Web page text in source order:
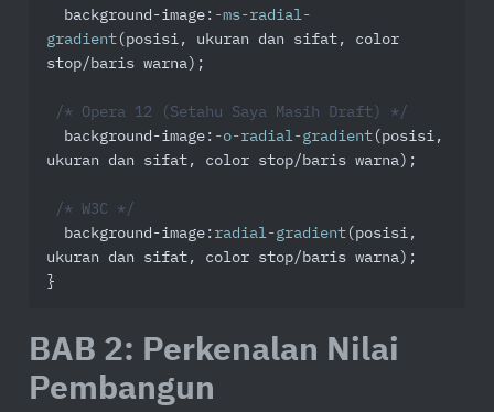
background-image : -ms-radial-
gradient (posisi, ukuran dan sifat, color
stop/baris warna);
/* Opera 12 (Setahu Saya Masih Draft) */
background-image : -o-radial-gradient (posisi,
ukuran dan sifat, color stop/baris warna);
/* W3C */
background-image : radial-gradient (posisi,
ukuran dan sifat, color stop/baris warna);
}
BAB 2: Perkenalan Nilai
Pembangun